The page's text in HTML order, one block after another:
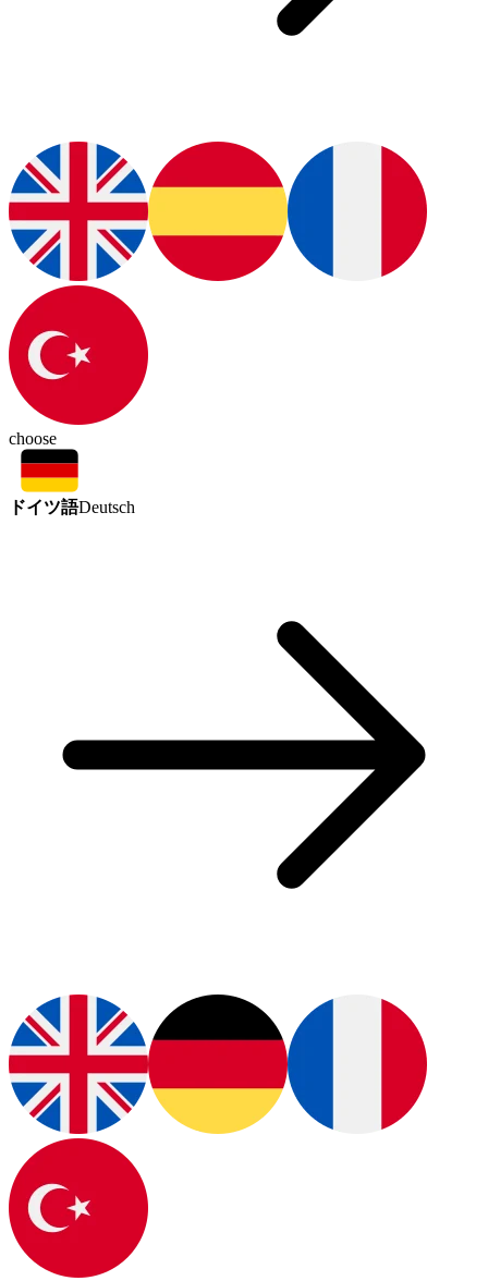
choose
ドイツ語Deutsch